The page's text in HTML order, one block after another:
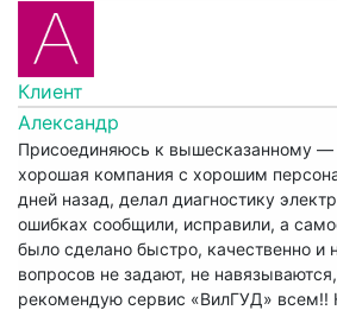
Клиент
Александр
Присоединяюсь к вышесказанному —
хорошая компания с хорошим
дней назад, делал диагностику
ошибках сообщили, исправили, а
было сделано быстро, качественно и
вопросов не задают, не
рекомендую сервис «ВилГУД» всем!!